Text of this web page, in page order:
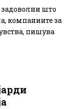
што
компаниите за
пишува